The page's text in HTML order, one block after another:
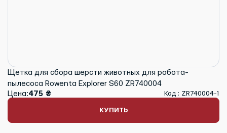
Щетка для сбора шерсти животных для робота-
пылесоса Rowenta Explorer S60 ZR740004
Цена:475 ₴ Код : ZR740004-1
КУПИТЬ